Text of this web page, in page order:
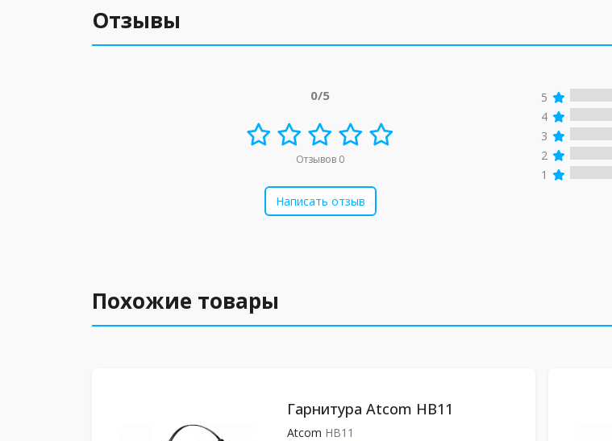
Отзывы
0/5
Отзывов 0
Написать отзыв
5
4
3
2
1
Похожие товары
Гарнитура Atcom HB11
Atcom HB11